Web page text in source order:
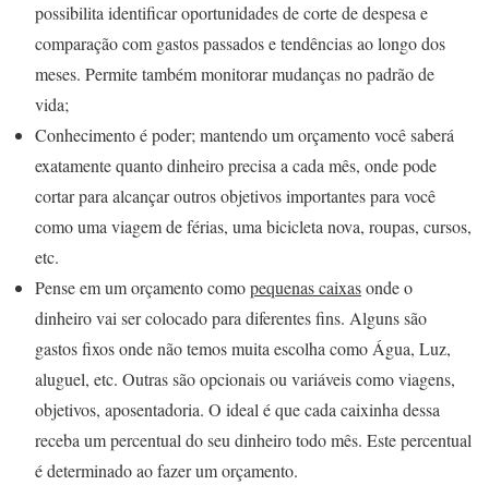
possibilita identificar oportunidades de corte de despesa e
comparação com gastos passados e tendências ao longo dos
meses. Permite também monitorar mudanças no padrão de
vida;
Conhecimento é poder; mantendo um orçamento você saberá
exatamente quanto dinheiro precisa a cada mês, onde pode
cortar para alcançar outros objetivos importantes para você
como uma viagem de férias, uma bicicleta nova, roupas, cursos,
etc.
Pense em um orçamento comopequenas caixasonde o
dinheiro vai ser colocado para diferentes fins. Alguns são
gastos fixos onde não temos muita escolha como Água, Luz,
aluguel, etc. Outras são opcionais ou variáveis como viagens,
objetivos, aposentadoria. O ideal é que cada caixinha dessa
receba um percentual do seu dinheiro todo mês. Este percentual
é determinado ao fazer um orçamento.